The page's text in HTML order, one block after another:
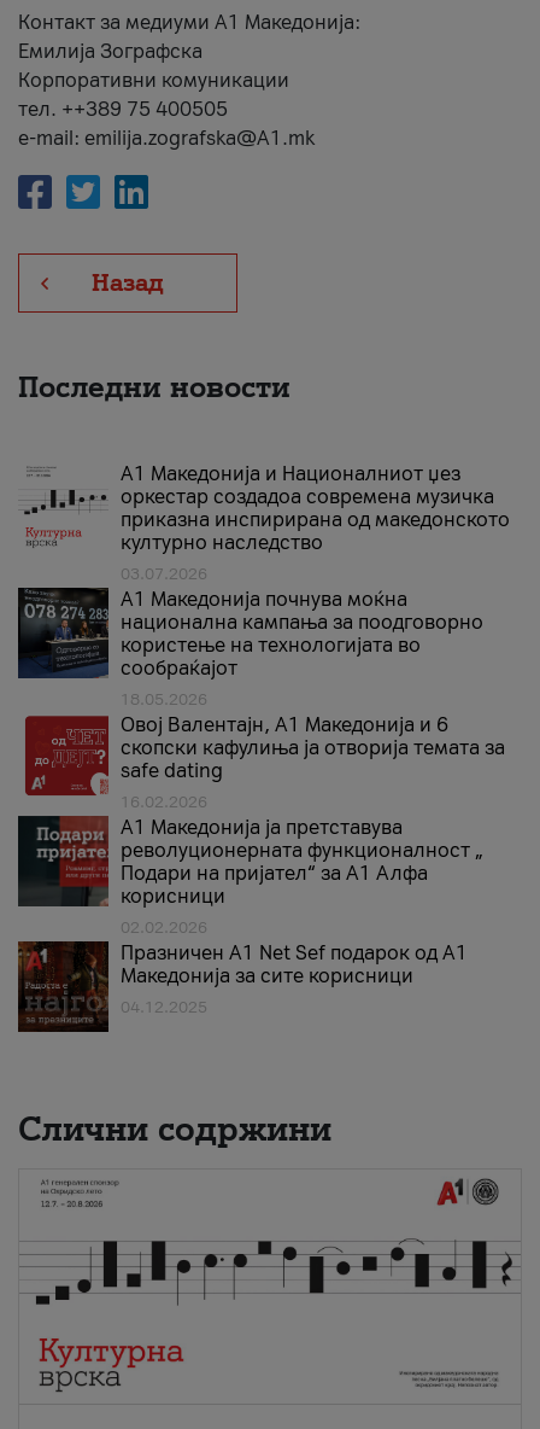
Контакт за медиуми А1 Македонија:
Емилија Зографска
Корпоративни комуникации
тел. ++389 75 400505
e-mail: emilija.zografska@A1.mk
Назад
Последни новости
А1 Македонија и Националниот џез
оркестар создадоа современа музичка
приказна инспирирана од македонското
културно наследство
03.07.2026
A1 Македонија почнува моќна
национална кампања за поодговорно
користење на технологијата во
сообраќајот
18.05.2026
Овој Валентајн, A1 Македонија и 6
скопски кафулиња ја отворија темата за
safe dating
16.02.2026
А1 Македонија ја претставува
револуционерната функционалност „
Подари на пријател“ за А1 Алфа
корисници
02.02.2026
Празничен A1 Net Sеf подарок од А1
Македонија за сите корисници
04.12.2025
Слични содржини